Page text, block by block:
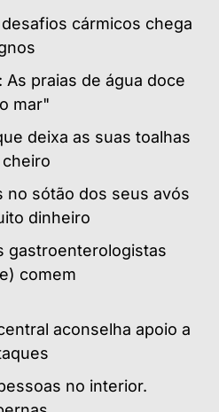
cármicos chega
praias de água doce
mar"
deixa as suas toalhas
no sótão dos seus avós
dinheiro
gastroenterologistas
comem
aconselha apoio a
no interior.